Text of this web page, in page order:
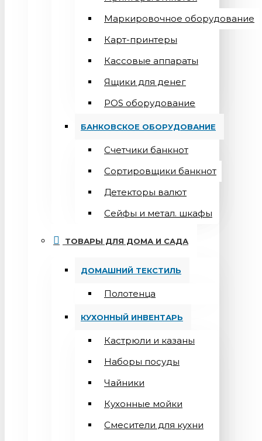
Маркировочное оборудование
Карт-принтеры
Кассовые аппараты
Ящики для денег
POS оборудование
БАНКОВСКОЕ ОБОРУДОВАНИЕ
Счетчики банкнот
Сортировщики банкнот
Детекторы валют
Сейфы и метал. шкафы
ТОВАРЫ ДЛЯ ДОМА И САДА
ДОМАШНИЙ ТЕКСТИЛЬ
Полотенца
КУХОННЫЙ ИНВЕНТАРЬ
Кастрюли и казаны
Наборы посуды
Чайники
Кухонные мойки
Смесители для кухни